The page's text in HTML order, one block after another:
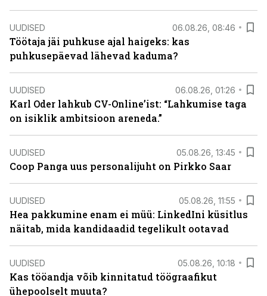
UUDISED 06.08.26, 08:46
Töötaja jäi puhkuse ajal haigeks: kas
puhkusepäevad lähevad kaduma?
UUDISED 06.08.26, 01:26
Karl Oder lahkub CV-Online’ist: “Lahkumise taga
on isiklik ambitsioon areneda.”
UUDISED 05.08.26, 13:45
Coop Panga uus personalijuht on Pirkko Saar
UUDISED 05.08.26, 11:55
Hea pakkumine enam ei müü: LinkedIni küsitlus
näitab, mida kandidaadid tegelikult ootavad
UUDISED 05.08.26, 10:18
Kas tööandja võib kinnitatud töögraafikut
ühepoolselt muuta?